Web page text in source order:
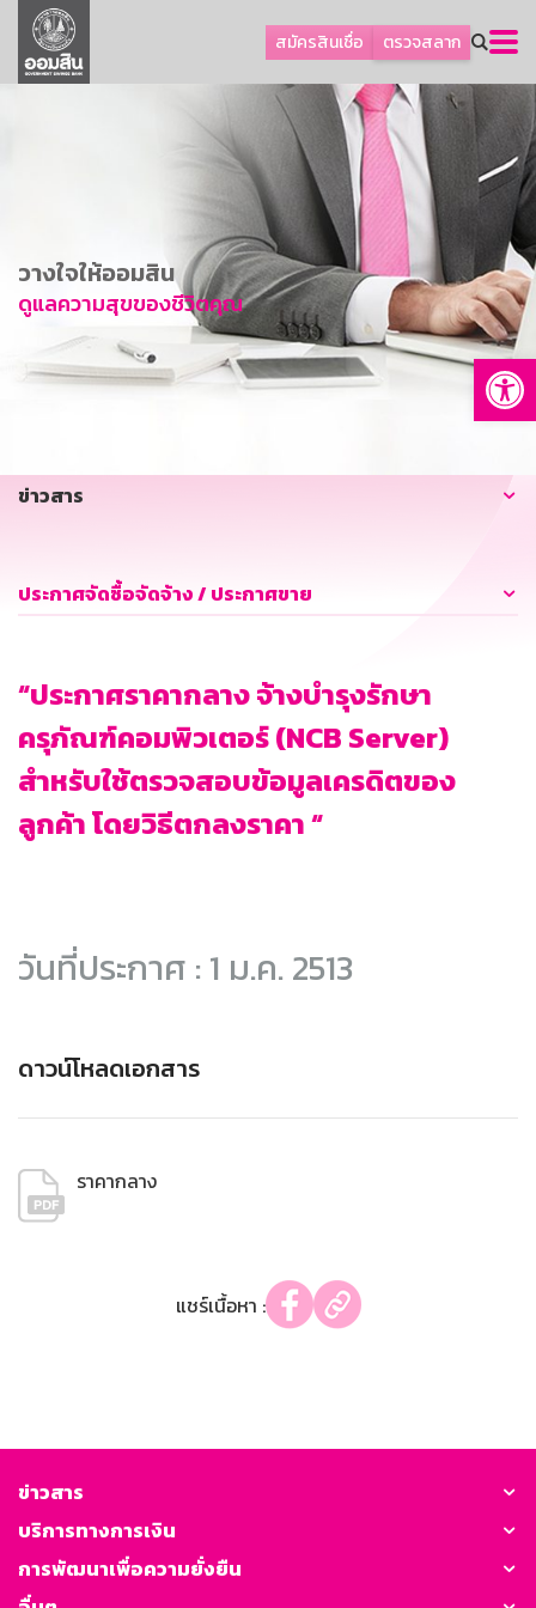
สมัครสินเชื่อ ตรวจสลาก
ลูกค้าธุรกิจ
ลูกค้าผู้ประกอบรายย่อย
การพัฒนาที่ยั่งยืน
ข่าวสาร
บริการทางการเงิน
อื่นๆ
วางใจให้ออมสิน
ดูแลความสุขของชีวิตคุณ
ข่าวสาร
ประกาศจัดซื้อจัดจ้าง / ประกาศขาย
“ประกาศราคากลาง จ้างบำรุงรักษา
ครุภัณฑ์คอมพิวเตอร์ (NCB Server)
สำหรับใช้ตรวจสอบข้อมูลเครดิตของ
ลูกค้า โดยวิธีตกลงราคา “
วันที่ประกาศ : 1 ม.ค. 2513
ดาวน์โหลดเอกสาร
ราคากลาง
แชร์เนื้อหา :
ข่าวสาร
บริการทางการเงิน
การพัฒนาเพื่อความยั่งยืน